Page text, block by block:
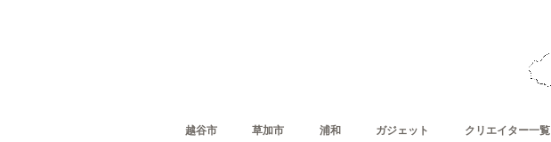
越谷市 草加市 浦和 ガジェット クリエイター一覧